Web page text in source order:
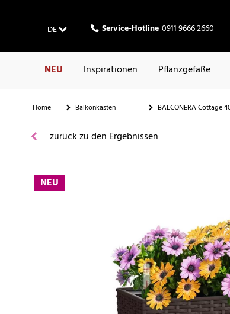
DE Service-Hotline 0911 9666 2660
NEU Inspirationen Pflanzgefäße
Home Balkonkästen BALCONERA Cottage
zurück zu den Ergebnissen
NEU